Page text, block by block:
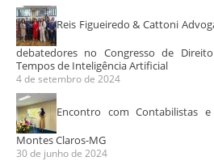
Reis Figueiredo & Cattoni
debatedores no Congresso de
Tempos de Inteligência Artificial
4 de setembro de 2024
Encontro com Contabilistas
Montes Claros-MG
30 de junho de 2024